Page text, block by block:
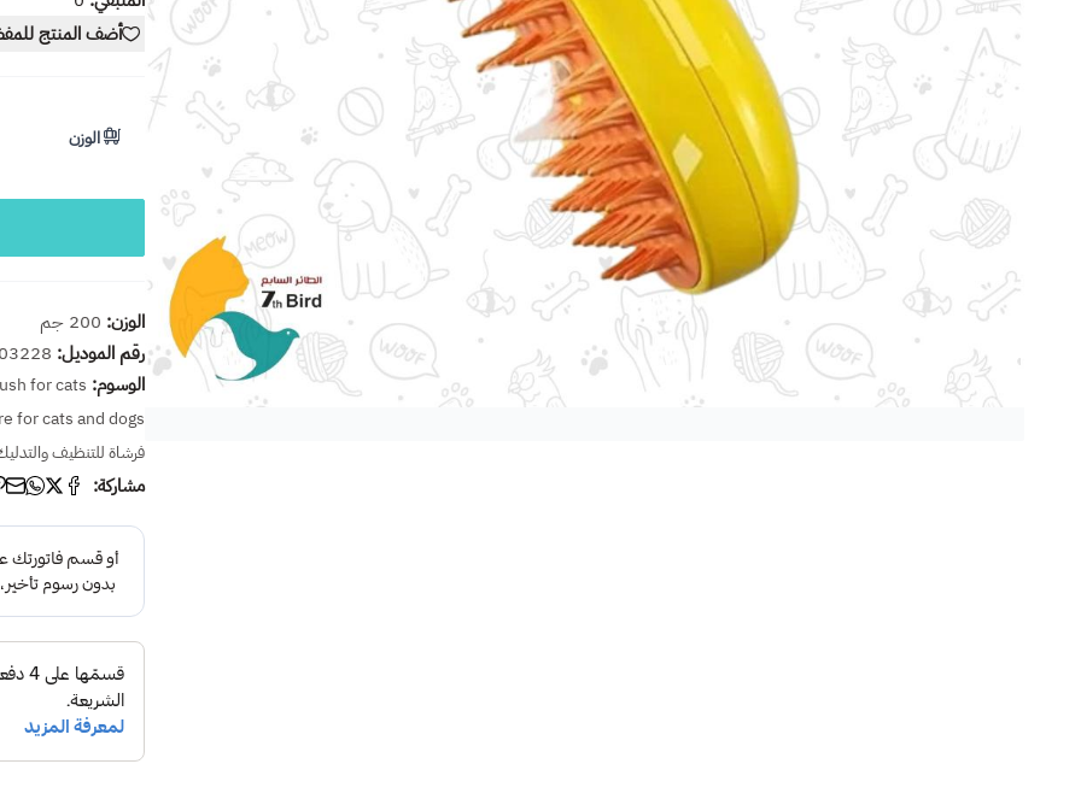
أضف المنتج
الوزن
الوزن: 200 جم
رقم الموديل:
الوسوم: for cats
for cats and dogs
فرشاة للتنظيف
مشاركة: